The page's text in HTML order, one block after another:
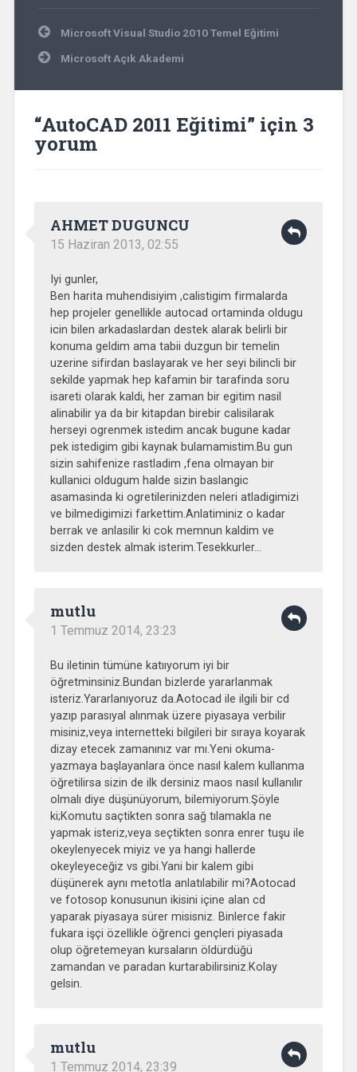
Yazı
gezinmesi
Microsoft Visual Studio 2010 Temel Eğitimi
Microsoft Açık Akademi
“AutoCAD 2011 Eğitimi” için 3
yorum
AHMET DUGUNCU
15 Haziran 2013, 02:55
Iyi gunler,
Ben harita muhendisiyim ,calistigim firmalarda
hep projeler genellikle autocad ortaminda oldugu
icin bilen arkadaslardan destek alarak belirli bir
konuma geldim ama tabii duzgun bir temelin
uzerine sifirdan baslayarak ve her seyi bilincli bir
sekilde yapmak hep kafamin bir tarafinda soru
isareti olarak kaldi, her zaman bir egitim nasil
alinabilir ya da bir kitapdan birebir calisilarak
herseyi ogrenmek istedim ancak bugune kadar
pek istedigim gibi kaynak bulamamistim.Bu gun
sizin sahifenize rastladim ,fena olmayan bir
kullanici oldugum halde sizin baslangic
asamasinda ki ogretilerinizden neleri atladigimizi
ve bilmedigimizi farkettim.Anlatiminiz o kadar
berrak ve anlasilir ki cok memnun kaldim ve
sizden destek almak isterim.Tesekkurler…
mutlu
1 Temmuz 2014, 23:23
Bu iletinin tümüne katııyorum iyi bir
öğretminsiniz.Bundan bizlerde yararlanmak
isteriz.Yararlanıyoruz da.Aotocad ile ilgili bir cd
yazıp parasıyal alınmak üzere piyasaya verbilir
misiniz,veya internetteki bilgileri bir sıraya koyarak
dizay etecek zamanınız var mı.Yeni okuma-
yazmaya başlayanlara önce nasıl kalem kullanma
öğretilirsa sizin de ilk dersiniz maos nasıl kullanılır
olmalı diye düşünüyorum, bilemiyorum.Şöyle
ki;Komutu saçtikten sonra sağ tılamakla ne
yapmak isteriz,veya seçtikten sonra enrer tuşu ile
okeylenyecek miyiz ve ya hangi hallerde
okeyleyeceğiz vs gibi.Yani bir kalem gibi
düşünerek aynı metotla anlatılabilir mi?Aotocad
ve fotosop konusunun ikisini içine alan cd
yaparak piyasaya sürer misisniz. Binlerce fakir
fukara işçi özellikle öğrenci gençleri piyasada
olup öğretemeyan kursaların öldürdüğü
zamandan ve paradan kurtarabilirsiniz.Kolay
gelsin.
mutlu
1 Temmuz 2014, 23:39